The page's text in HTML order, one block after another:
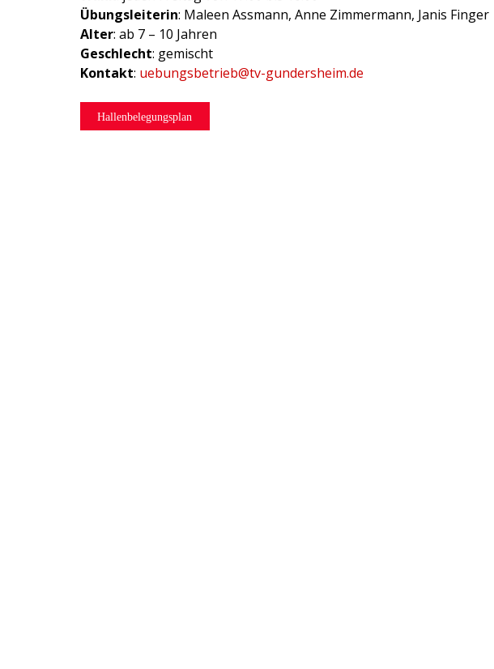
Übungsleiterin: Maleen Assmann, Anne Zimmermann, Janis Finger
Alter: ab 7 – 10 Jahren
Geschlecht: gemischt
Kontakt: uebungsbetrieb@tv-gundersheim.de
Hallenbelegungsplan